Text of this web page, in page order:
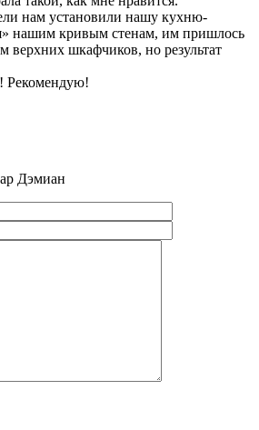
нам установили нашу кухню-
нашим кривым стенам, им пришлось
верхних шкафчиков, но результат
Рекомендую!
Дэмиан